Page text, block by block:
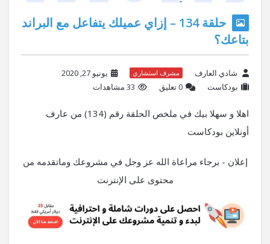
حلقة 134 – إزاي عميلك يتفاعل مع البراند
بتاعك؟
شادي العارف مشرف استشاري
يونيو 27, 2020
بودكاست
‫0 تعليق 33 مشاهدات
اهلا و سهلا بيك في ملخص الحلقة رقم (134) من عارف
أونلاين بودكاست
إعلان - برجاء مراعاة الله عز وجل في مشروعك وماتقدمه من
محتوى على الإنترنت